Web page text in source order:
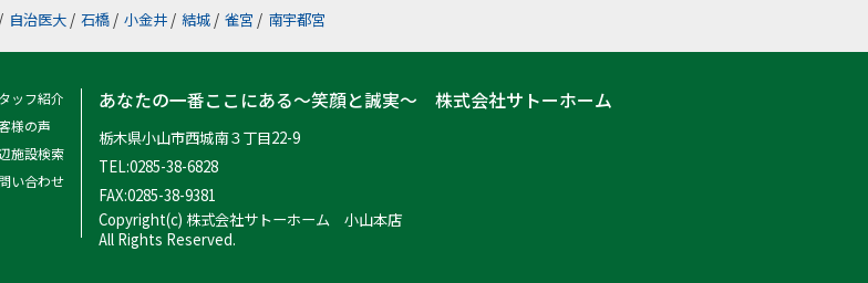
/ 自治医大 / 石橋 / 小金井 / 結城 / 雀宮 / 南宇都宮
ッフ紹介
様の声
施設検索
い合わせ
あなたの一番ここにある～笑顔と誠実～ 株式会社サトーホーム
栃木県小山市西城南３丁目22-9
TEL:0285-38-6828
FAX:0285-38-9381
Copyright(c) 株式会社サトーホーム 小山本店
All Rights Reserved.